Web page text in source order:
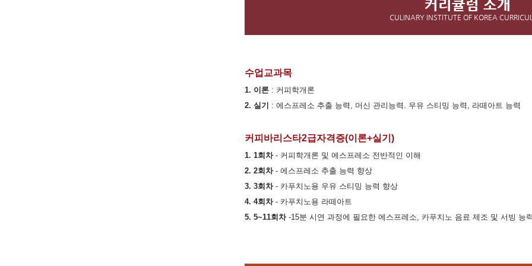
커리큘럼 소개
CULINARY INSTITUTE OF KOREA
수업교과목
1. 이론 : 커피학개론
2. 실기
: 에스프레소 추출 능력, 머신 관리능력. 우유 스티밍 능력, 라떼아트 능력
커피바리스타2급자격증(이론+실기)
1. 1회차- 커피학개론 및 에스프레소 전반적인 이해
2. 2회차- 에스프레소 추출 능력 향상
3. 3회차- 카푸치노용 우유 스티밍 능력 향상
4. 4회차- 카푸치노용 라떼아트
5. 5~11회차-15분 시연 과정에 필요한 에스프레소, 카푸치노 음료 제조 및 서빙 능력